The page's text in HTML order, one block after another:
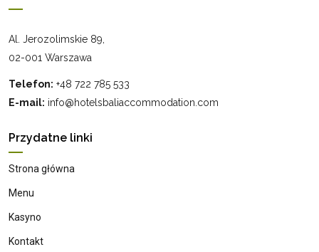
Al. Jerozolimskie 89,
02-001 Warszawa
Telefon: +48 722 785 533
E-mail: info@hotelsbaliaccommodation.com
Przydatne linki
Strona główna
Menu
Kasyno
Kontakt